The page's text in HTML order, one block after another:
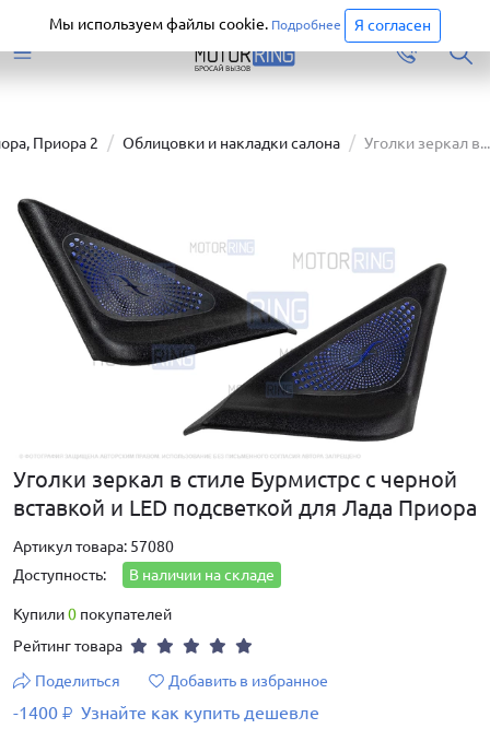
Перейти
Приора 2 Облицовки и накладки салона Уголки зеркал в...
Уголки зеркал в стиле Бурмистрс с черной
вставкой и LED подсветкой для Лада Приора
Артикул товара: 57080
Доступность:
В наличии на складе
Купили0 покупателей
Рейтинг товара
Поделиться
Добавить в избранное
-1400 ₽ Узнайте как купить дешевле
Мы используем файлы cookie. Подробнее Я согласен